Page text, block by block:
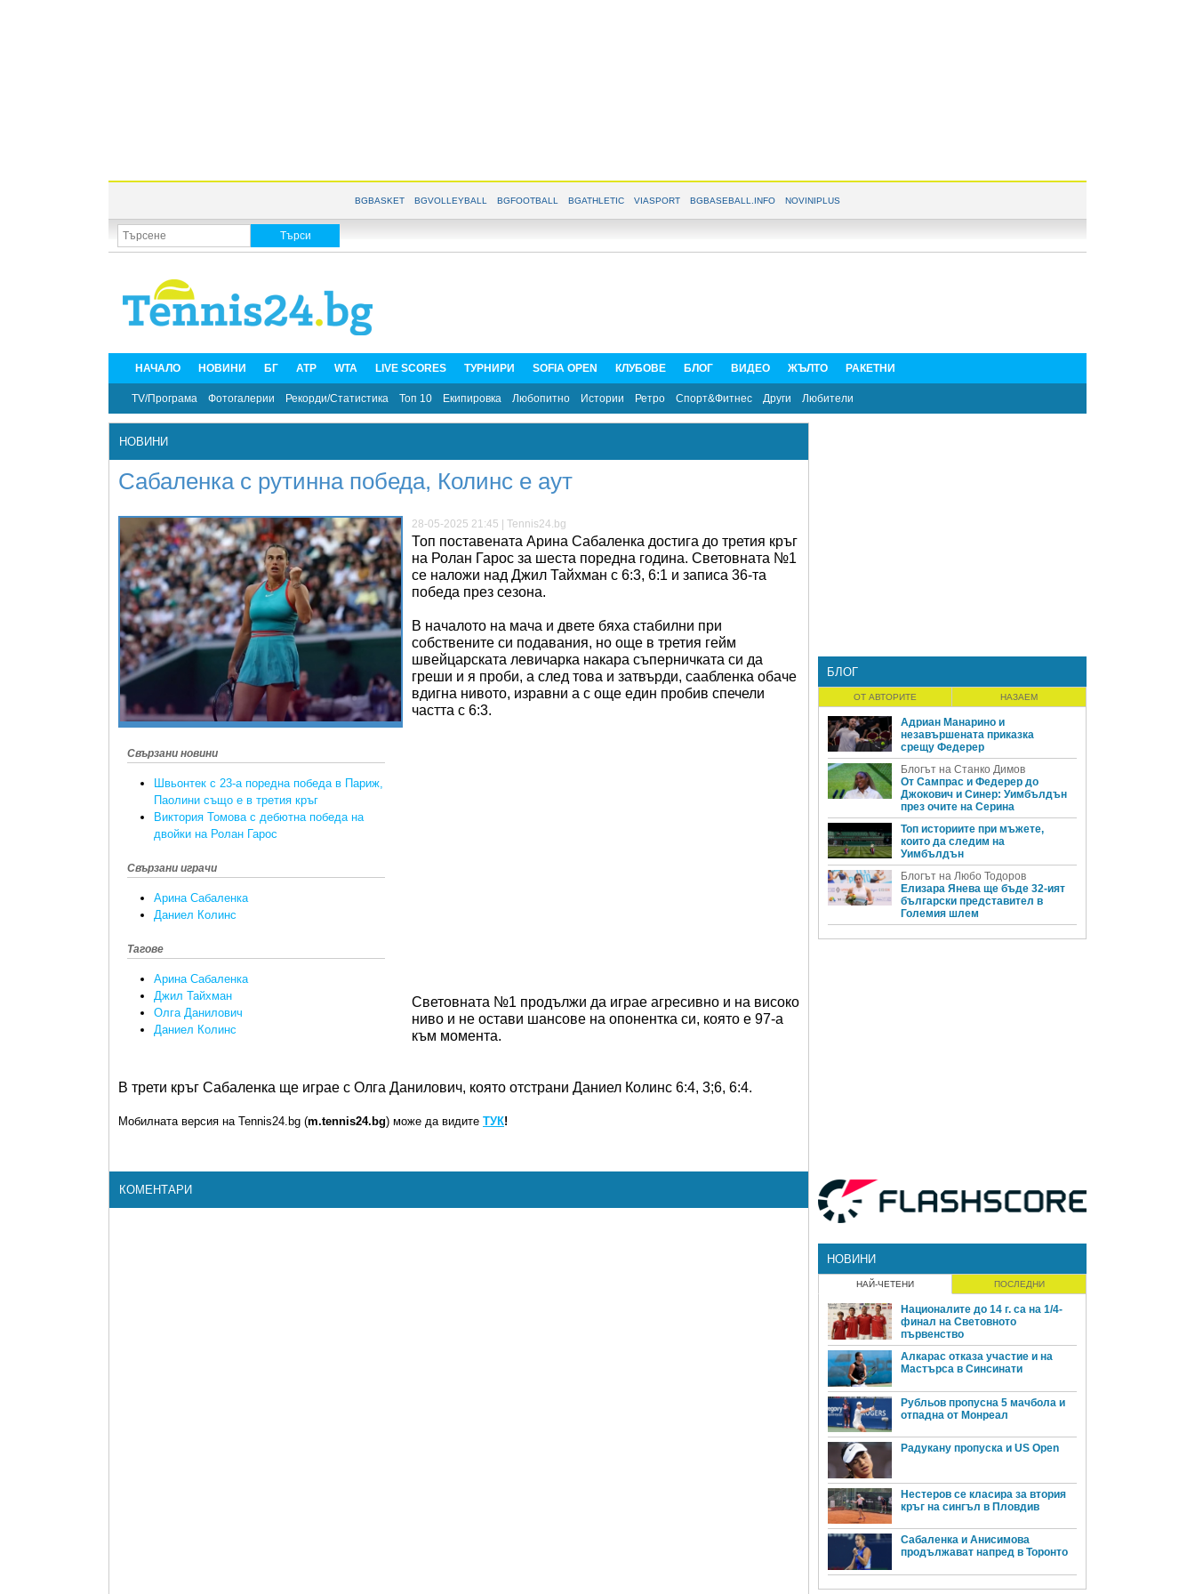
BGBASKET BGVOLLEYBALL BGFOOTBALL BGATHLETIC VIASPORT BGBASEBALL.INFO NOVINIPLUS
НАЧАЛО НОВИНИ БГ ATP WTA LIVE SCORES ТУРНИРИ SOFIA OPEN КЛУБОВЕ БЛОГ ВИДЕО ЖЪЛТО РАКЕТНИ
TV/Програма Фотогалерии Рекорди/Статистика Топ 10 Екипировка Любопитно Истории Ретро Спорт&Фитнес Други Любители
НОВИНИ
Сабаленка с рутинна победа, Колинс е аут
Свързани новини
Швьонтек с 23-а поредна победа в Париж,
Паолини също е в третия кръг
Виктория Томова с дебютна победа на
двойки на Ролан Гарос
Свързани играчи
Арина Сабаленка
Даниел Колинс
Тагове
Арина Сабаленка
Джил Тайхман
Олга Данилович
Даниел Колинс
28-05-2025 21:45 | Tennis24.bg
Топ поставената Арина Сабаленка достига до третия кръг
на Ролан Гарос за шеста поредна година. Световната №1
се наложи над Джил Тайхман с 6:3, 6:1 и записа 36-та
победа през сезона.
В началото на мача и двете бяха стабилни при
собствените си подавания, но още в третия гейм
швейцарската левичарка накара съперничката си да
греши и я проби, а след това и затвърди, саабленка обаче
вдигна нивото, изравни а с още един пробив спечели
частта с 6:3.
Световната №1 продължи да играе агресивно и на високо
ниво и не остави шансове на опонентка си, която е 97-а
към момента.
В трети кръг Сабаленка ще играе с Олга Данилович, която отстрани Даниел Колинс 6:4, 3;6, 6:4.
Мобилната версия на Tennis24.bg (m.tennis24.bg) може да видите ТУК!
КОМЕНТАРИ
БЛОГ
ОТ АВТОРИТЕ НАЗАЕМ
Адриан Манарино и
незавършената приказка
срещу Федерер
Блогът на Станко Димов
От Сампрас и Федерер до
Джокович и Синер: Уимбълдън
през очите на Серина
Топ историите при мъжете,
които да следим на
Уимбълдън
Блогът на Любо Тодоров
Елизара Янева ще бъде 32-ият
български представител в
Големия шлем
НОВИНИ
НАЙ-ЧЕТЕНИ ПОСЛЕДНИ
Националите до 14 г. са на 1/4-
финал на Световното
първенство
Алкарас отказа участие и на
Мастърса в Синсинати
Рубльов пропусна 5 мачбола и
отпадна от Монреал
Радукану пропуска и US Open
Нестеров се класира за втория
кръг на сингъл в Пловдив
Сабаленка и Анисимова
продължават напред в Торонто